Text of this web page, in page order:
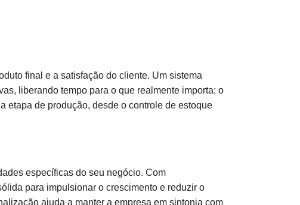
final e a satisfação do cliente. Um sistema
liberando tempo para o que realmente importa: o
etapa de produção, desde o controle de estoque
específicas do seu negócio. Com
para impulsionar o crescimento e reduzir o
ajuda a manter a empresa em sintonia com